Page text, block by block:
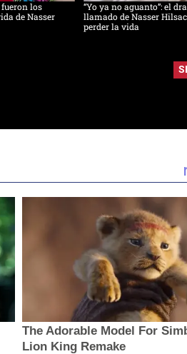
los
de Nasser
“Yo ya no aguanto”: el
llamado de Nasser
perder la vida
The Adorable Model For
Lion King Remake